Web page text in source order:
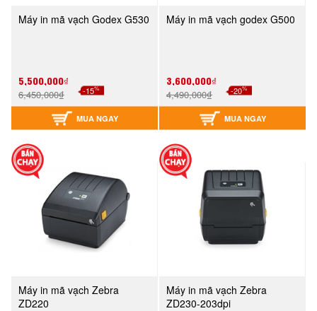
Máy in mã vạch Godex G530
5,500,000₫
6,450,000₫ -15%
MUA NGAY
Máy in mã vạch godex G500
3,600,000₫
4,490,000₫ -20%
MUA NGAY
Máy in mã vạch Zebra
ZD220
Máy in mã vạch Zebra
ZD230-203dpi